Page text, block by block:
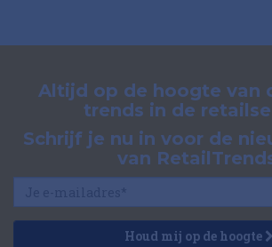
Altijd op de hoogte van
trends in de
Schrijf je nu in voor de
van
Houd mij op de hoogte